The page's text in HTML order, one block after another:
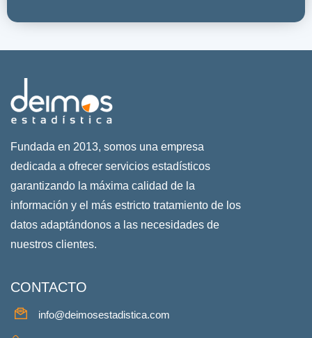
Fundada en 2013, somos una empresa
dedicada a ofrecer servicios estadísticos
garantizando la máxima calidad de la
información y el más estricto tratamiento de los
datos adaptándonos a las necesidades de
nuestros clientes.
CONTACTO
info@deimosestadistica.com